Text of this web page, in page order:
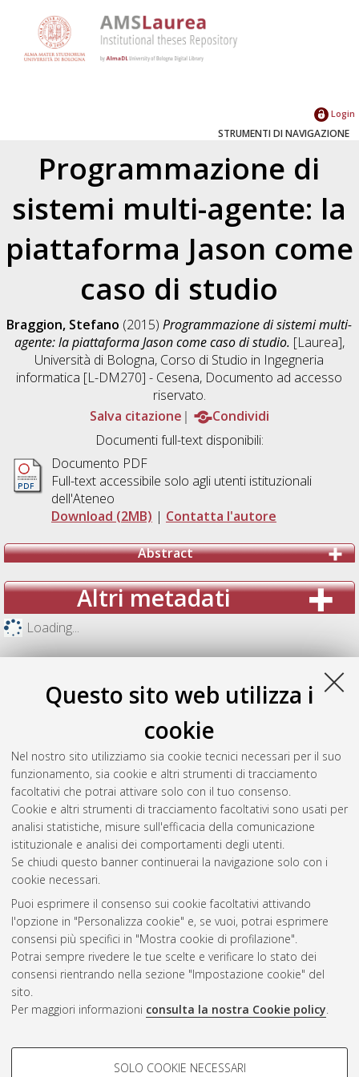
Questo sito web utilizza i
cookie
Nel nostro sito utilizziamo sia cookie tecnici necessari per il suo
funzionamento, sia cookie e altri strumenti di tracciamento
facoltativi che potrai attivare solo con il tuo consenso.
Cookie e altri strumenti di tracciamento facoltativi sono usati per
analisi statistiche, misure sull'efficacia della comunicazione
istituzionale e analisi dei comportamenti degli utenti.
Se chiudi questo banner continuerai la navigazione solo con i
cookie necessari.
Puoi esprimere il consenso sui cookie facoltativi attivando
l'opzione in "Personalizza cookie" e, se vuoi, potrai esprimere
consensi più specifici in "Mostra cookie di profilazione".
Potrai sempre rivedere le tue scelte e verificare lo stato dei
consensi rientrando nella sezione "Impostazione cookie" del
sito.
Per maggiori informazioni consulta la nostra Cookie policy.
COOKIE DI PROFILAZIONE -
SOLO COOKIE NECESSARI
Login
STRUMENTI DI NAVIGAZIONE
Programmazione di
sistemi multi-agente: la
piattaforma Jason come
caso di studio
Braggion, Stefano (2015)Programmazione di sistemi multi-
agente: la piattaforma Jason come caso di studio. [Laurea],
Università di Bologna, Corso di Studio in Ingegneria
informatica [L-DM270] - Cesena, Documento ad accesso
riservato.
Salva citazione
Condividi
Documenti full-text disponibili:
Documento PDF
Full-text accessibile solo agli utenti istituzionali
dell'Ateneo
Download (2MB) | Contatta l'autore
Abstract
Altri metadati
Loading...
Gestione del documento:
Atom
Rss 1.0
Rss 2.0
AMS Laurea
Impostazioni Cookie
Informativa sulla privacy